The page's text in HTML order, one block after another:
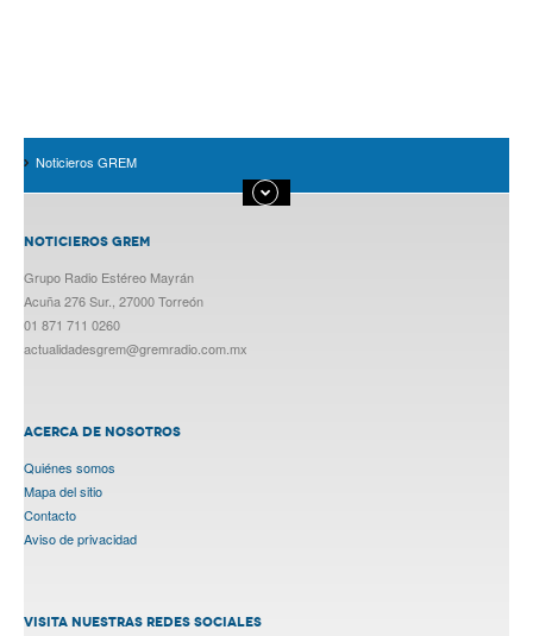
Noticieros GREM
NOTICIEROS GREM
Grupo Radio Estéreo Mayrán
Acuña 276 Sur., 27000 Torreón
01 871 711 0260
actualidadesgrem@gremradio.com.mx
ACERCA DE NOSOTROS
Quiénes somos
Mapa del sitio
Contacto
Aviso de privacidad
VISITA NUESTRAS REDES SOCIALES